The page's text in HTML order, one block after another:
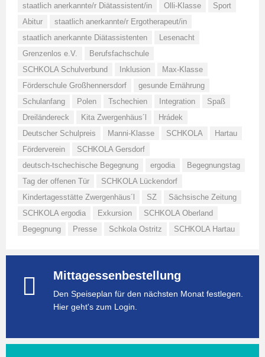
staatlich anerkannte/r Diätassistent/in
Olli-Klasse
Sport
Abitur
staatlich anerkannte/r Ergotherapeut/in
staatlich anerkannte Diätassistenten
Lesenacht
Grenzenlos e.V.
Berufsfachschule
SCHKOLA Schulverbund
Inklusion
Max-Klasse
Förderschule Großhennersdorf
gesunde Ernährung
Schulanfang
Polen Tschechien Integration
Spaß
Dreiländereck
Kita Zwergenhäus´l
Hrádek
Deutscher Schulpreis
Manni-Klasse SCHKOLA
Hartau
Förderverein
SCHKOLA Gersdorf
deutsch-tschechische Begegnung
ergodia
Begegnungstag
Tag der offenen Tür
SCHKOLA Lückendorf
Kindertagesstätte Zwergenhäus´l
SZ
Sächsische Zeitung
SCHKOLA ergodia
Exkursion
SCHKOLA Oberland
Begegnung
Presse Schkola Ostritz SCHKOLA Hartau
Mittagessenbestellung
Den Speiseplan für den nächsten Monat festlegen.
Hier geht's zum Login.